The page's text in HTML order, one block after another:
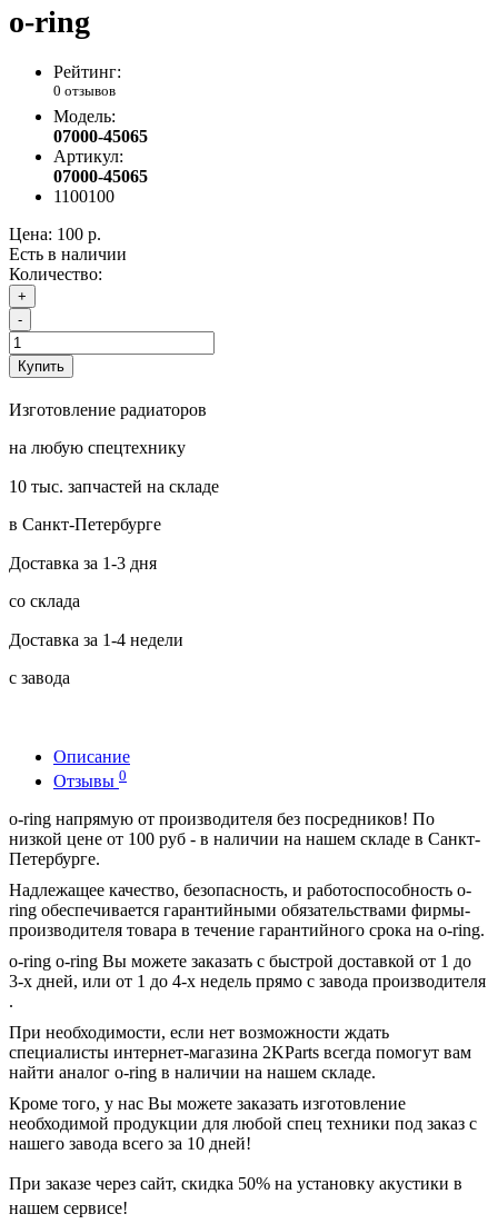
o-ring
Рейтинг:
0 отзывов
Модель:
07000-45065
Артикул:
07000-45065
1100100
Цена: 100 р.
Есть в наличии
Количество:
+
-
Купить
Изготовление радиаторов
на любую спецтехнику
10 тыс. запчастей на складе
в Санкт-Петербурге
Доставка за 1-3 дня
со склада
Доставка за 1-4 недели
с завода
Описание
Отзывы 0
o-ring напрямую от производителя без посредников! По
низкой цене от 100 руб - в наличии на нашем складе в Санкт-
Петербурге.
Надлежащее качество, безопасность, и работоспособность o-
ring обеспечивается гарантийными обязательствами фирмы-
производителя товара в течение гарантийного срока на o-ring.
o-ring o-ring Вы можете заказать с быстрой доставкой от 1 до
3-х дней, или от 1 до 4-х недель прямо с завода производителя
.
При необходимости, если нет возможности ждать
специалисты интернет-магазина 2KParts всегда помогут вам
найти аналог o-ring в наличии на нашем складе.
Кроме того, у нас Вы можете заказать изготовление
необходимой продукции для любой спец техники под заказ с
нашего завода всего за 10 дней!
При заказе через сайт, скидка 50% на установку акустики в
нашем сервисе!